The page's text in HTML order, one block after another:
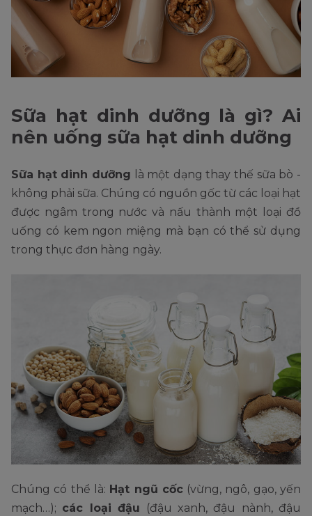
Sữa hạt dinh dưỡng là gì? Ai
nên uống sữa hạt dinh dưỡng
Sữa hạt dinh dưỡng là một dạng thay thế sữa bò -
không phải sữa. Chúng có nguồn gốc từ các loại hạt
được ngâm trong nước và nấu thành một loại đồ
uống có kem ngon miệng mà bạn có thể sử dụng
trong thực đơn hàng ngày.
Chúng có thể là: Hạt ngũ cốc (vừng, ngô, gạo, yến
mạch…); các loại đậu (đậu xanh, đậu nành, đậu